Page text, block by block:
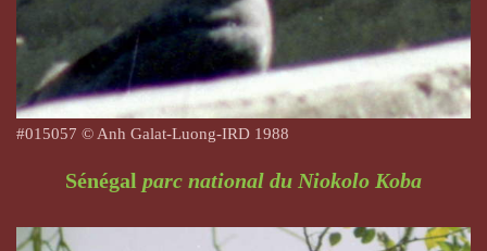
#015057 © Anh Galat-Luong-IRD 1988
Sénégal parc national du Niokolo Koba